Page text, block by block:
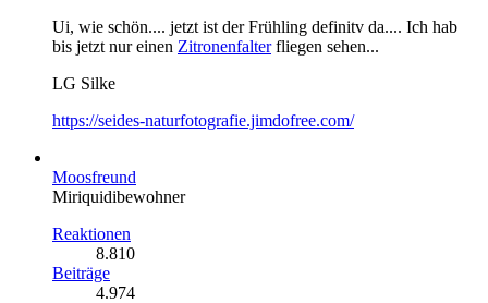
Ui, wie schön.... jetzt ist der Frühling definitv da.... Ich hab
bis jetzt nur einen Zitronenfalterfliegen sehen...
LG Silke
https://seides-naturfotografie.jimdofree.com/
Moosfreund
Miriquidibewohner
Reaktionen
8.810
Beiträge
4.974